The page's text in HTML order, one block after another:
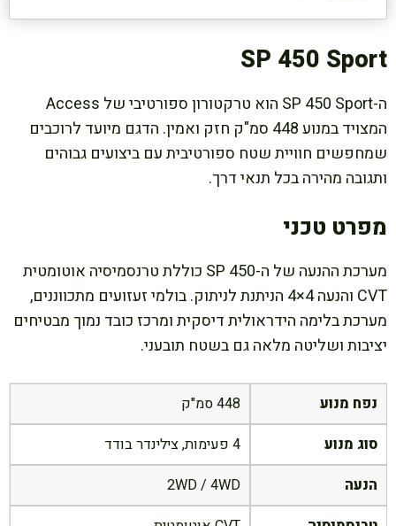
SP 450 Sport
ה-SP 450 Sport הוא טרקטורון ספורטיבי של Access
המצויד במנוע 448 סמ"ק חזק ואמין. הדגם מיועד לרוכבים
שמחפשים חוויית שטח ספורטיבית עם ביצועים גבוהים
ותגובה מהירה בכל תנאי דרך.
מפרט טכני
מערכת ההנעה של ה-SP 450 כוללת טרנסמיסיה אוטומטית
CVT והנעה 4×4 הניתנת לניתוק. בולמי זעזועים מתכווננים,
מערכת בלימה הידראולית דיסקית ומרכז כובד נמוך מבטיחים
יציבות ושליטה מלאה גם בשטח תובעני.
נפח מנוע
448 סמ"ק
סוג מנוע
4 פעימות, צילינדר בודד
הנעה
2WD / 4WD